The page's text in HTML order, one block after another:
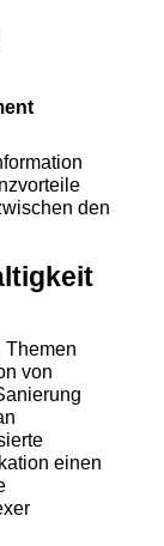
den
Themen
von
einen